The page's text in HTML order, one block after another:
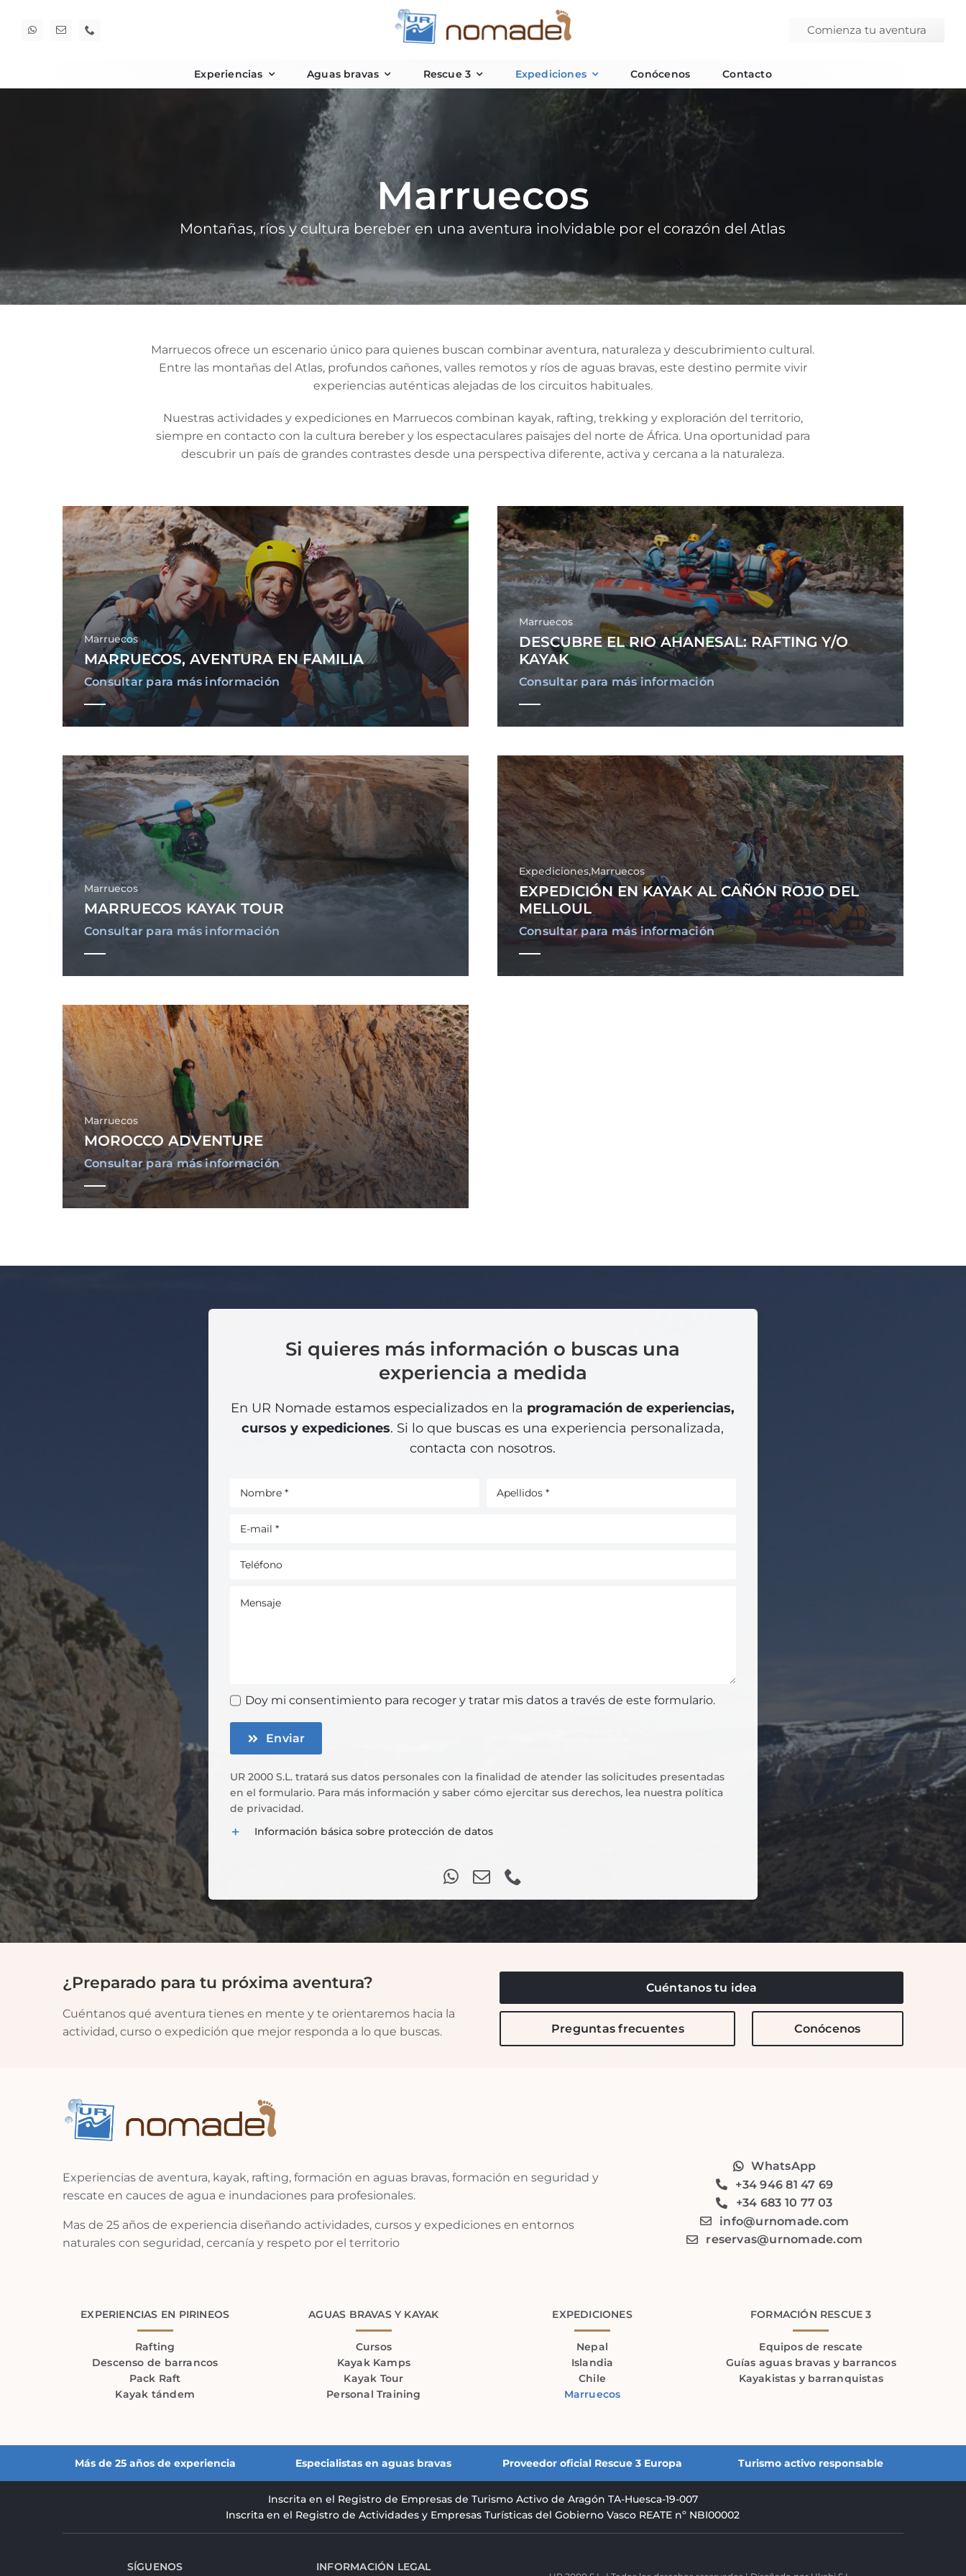
Comienza tu aventura
Experiencias Aguas bravas Rescue 3 Expediciones Conócenos Contacto
Marruecos
Montañas, ríos y cultura bereber en una aventura inolvidable por el corazón del Atlas
Marruecos ofrece un escenario único para quienes buscan combinar aventura, naturaleza y descubrimiento cultural.
Entre las montañas del Atlas, profundos cañones, valles remotos y ríos de aguas bravas, este destino permite vivir
experiencias auténticas alejadas de los circuitos habituales.
Nuestras actividades y expediciones en Marruecos combinan kayak, rafting, trekking y exploración del territorio,
siempre en contacto con la cultura bereber y los espectaculares paisajes del norte de África. Una oportunidad para
descubrir un país de grandes contrastes desde una perspectiva diferente, activa y cercana a la naturaleza.
Marruecos
MARRUECOS, AVENTURA EN FAMILIA
Consultar para más información
Marruecos
DESCUBRE EL RIO AHANESAL: RAFTING Y/O
KAYAK
Consultar para más información
Marruecos
MARRUECOS KAYAK TOUR
Consultar para más información
Expediciones,Marruecos
EXPEDICIÓN EN KAYAK AL CAÑÓN ROJO DEL
MELLOUL
Consultar para más información
Marruecos
MOROCCO ADVENTURE
Consultar para más información
Si quieres más información o buscas una
experiencia a medida
En UR Nomade estamos especializados en la programación de experiencias,
cursos y expediciones. Si lo que buscas es una experiencia personalizada,
contacta con nosotros.
Doy mi consentimiento para recoger y tratar mis datos a través de este formulario.
Enviar
UR 2000 S.L. tratará sus datos personales con la finalidad de atender las solicitudes presentadas
en el formulario. Para más información y saber cómo ejercitar sus derechos, lea nuestra política
de privacidad.
Información básica sobre protección de datos
¿Preparado para tu próxima aventura?
Cuéntanos qué aventura tienes en mente y te orientaremos hacia la
actividad, curso o expedición que mejor responda a lo que buscas.
Cuéntanos tu idea
Preguntas frecuentes Conócenos
Experiencias de aventura, kayak, rafting, formación en aguas bravas, formación en seguridad y
rescate en cauces de agua e inundaciones para profesionales.
Mas de 25 años de experiencia diseñando actividades, cursos y expediciones en entornos
naturales con seguridad, cercanía y respeto por el territorio
WhatsApp
+34 946 81 47 69
+34 683 10 77 03
info@urnomade.com
reservas@urnomade.com
EXPERIENCIAS EN PIRINEOS
Rafting
Descenso de barrancos
Pack Raft
Kayak tándem
AGUAS BRAVAS Y KAYAK
Cursos
Kayak Kamps
Kayak Tour
Personal Training
EXPEDICIONES
Nepal
Islandia
Chile
Marruecos
FORMACIÓN RESCUE 3
Equipos de rescate
Guías aguas bravas y barrancos
Kayakistas y barranquistas
Más de 25 años de experiencia Especialistas en aguas bravas Proveedor oficial Rescue 3 Europa Turismo activo responsable
Inscrita en el Registro de Empresas de Turismo Activo de Aragón TA-Huesca-19-007
Inscrita en el Registro de Actividades y Empresas Turísticas del Gobierno Vasco REATE nº NBI00002
SÍGUENOS INFORMACIÓN LEGAL